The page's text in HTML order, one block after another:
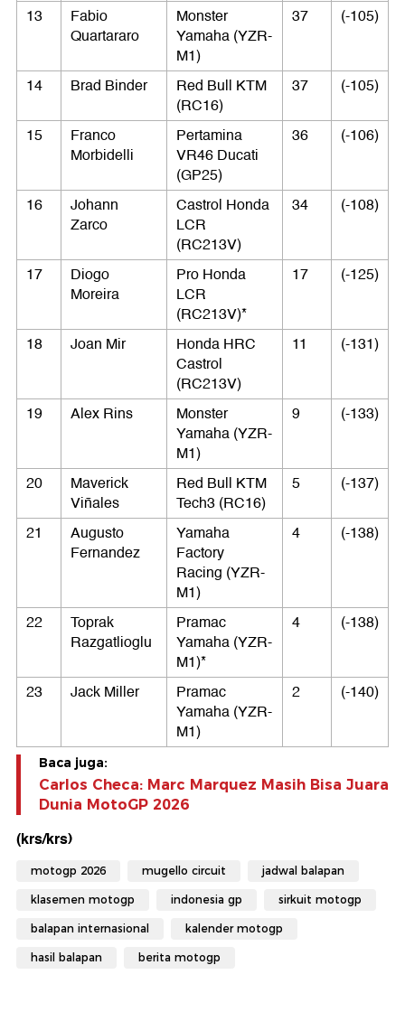
13
Fabio
Quartararo
Monster
Yamaha (YZR-
M1)
37 (-105)
14 Brad Binder
Red Bull KTM
(RC16)
37 (-105)
15
Franco
Morbidelli
Pertamina
VR46 Ducati
(GP25)
36 (-106)
16
Johann
Zarco
Castrol Honda
LCR
(RC213V)
34 (-108)
17
Diogo
Moreira
Pro Honda
LCR
(RC213V)*
17 (-125)
18 Joan Mir
Honda HRC
Castrol
(RC213V)
11 (-131)
19 Alex Rins
Monster
Yamaha (YZR-
M1)
9 (-133)
20
Maverick
Viñales
Red Bull KTM
Tech3 (RC16)
5 (-137)
21
Augusto
Fernandez
Yamaha
Factory
Racing (YZR-
M1)
4 (-138)
22
Toprak
Razgatlioglu
Pramac
Yamaha (YZR-
M1)*
4 (-138)
23 Jack Miller
Pramac
Yamaha (YZR-
M1)
2 (-140)
Baca juga:
Carlos Checa: Marc Marquez Masih Bisa Juara
Dunia MotoGP 2026
(krs/krs)
motogp 2026 mugello circuit jadwal balapan
klasemen motogp indonesia gp sirkuit motogp
balapan internasional kalender motogp
hasil balapan berita motogp